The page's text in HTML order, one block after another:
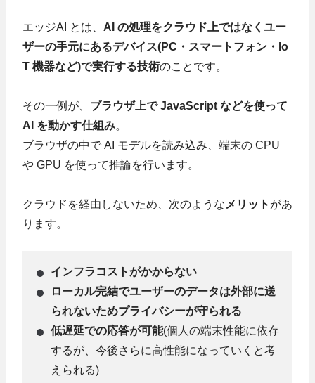
エッジAI とは、 AI の処理をクラウド上ではなくユー
ザーの手元にあるデバイス(PC・スマートフォン・Io
T 機器など)で実行する技術のことです。
その一例が、 ブラウザ上で JavaScript などを使って
AI を動かす仕組み。
ブラウザの中で AI モデルを読み込み、端末の CPU
や GPU を使って推論を行います。
クラウドを経由しないため、次のような メリット があ
ります。
インフラコストがかからない
ローカル完結でユーザーのデータは外部に送
られないためプライバシーが守られる
低遅延での応答が可能(個人の端末性能に依存
するが、今後さらに高性能になっていくと考
えられる)